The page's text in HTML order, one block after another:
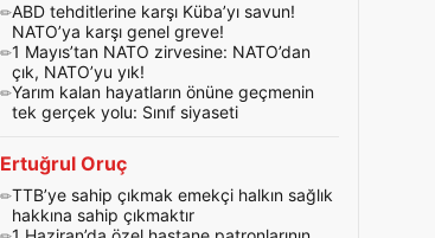
ABD tehditlerine karşı Küba’yı savun!
NATO’ya karşı genel greve!
1 Mayıs’tan NATO zirvesine: NATO’dan
çık, NATO’yu yık!
Yarım kalan hayatların önüne geçmenin
tek gerçek yolu: Sınıf siyaseti
Ertuğrul Oruç
TTB’ye sahip çıkmak emekçi halkın sağlık
hakkına sahip çıkmaktır